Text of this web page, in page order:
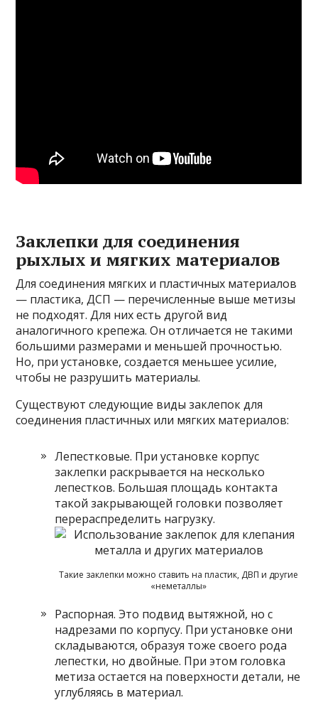
Заклепки для соединения
рыхлых и мягких материалов
Для соединения мягких и пластичных материалов
— пластика, ДСП — перечисленные выше метизы
не подходят. Для них есть другой вид
аналогичного крепежа. Он отличается не такими
большими размерами и меньшей прочностью.
Но, при установке, создается меньшее усилие,
чтобы не разрушить материалы.
Существуют следующие виды заклепок для
соединения пластичных или мягких материалов:
Лепестковые. При установке корпус
заклепки раскрывается на несколько
лепестков. Большая площадь контакта
такой закрывающей головки позволяет
перераспределить нагрузку.
Такие заклепки можно ставить на пластик, ДВП и другие
«неметаллы»
Распорная. Это подвид вытяжной, но с
надрезами по корпусу. При установке они
складываются, образуя тоже своего рода
лепестки, но двойные. При этом головка
метиза остается на поверхности детали, не
углубляясь в материал.